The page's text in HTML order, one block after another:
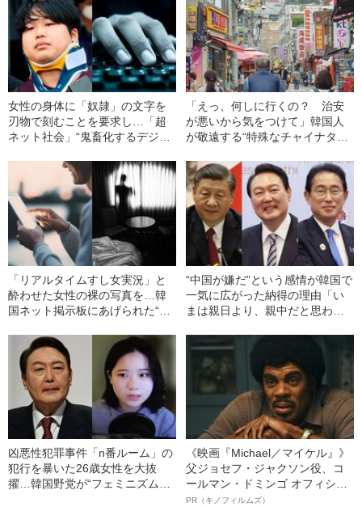
女性の身体に「奴隷」の文字を
刃物で刻むことを要求し…「超
ネット社会」“鬼畜化するデジタ
「えっ、何しに行くの？ 治安
が悪いから気をつけて」韓国人
が敬遠する“特殊なチャイナタウ
離れ》
「リアルタイムすし女実況」と
酔わせた女性の裸の写真を…韓
国ネット掲示板にあげられた“難
“中国が嫌だ”という感情が韓国で
一気に広がった納得の理由「い
まは親日より、親中だと思われ
凶悪性犯罪事件「n番ルーム」の
犯行を暴いた26歳女性を大抜
擢…韓国野党が“フェミニズム政
《映画『Michael／マイケル』》
父ジョセフ・ジャクソン役、コ
ールマン・ドミンゴ オフィシャ
ルインタビュー“観客を魅了した
PR（キノフィルムズ）